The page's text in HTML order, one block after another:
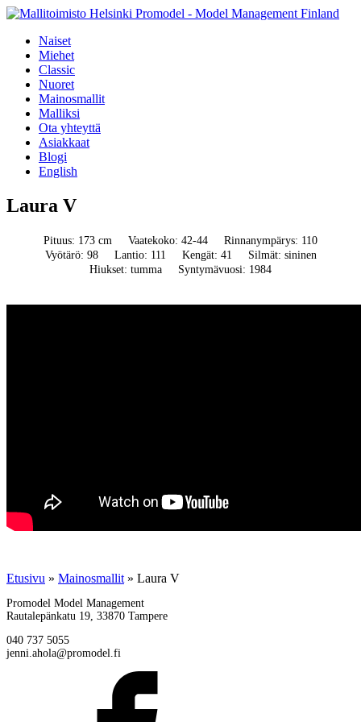
Naiset
Miehet
Classic
Nuoret
Mainosmallit
Malliksi
Ota yhteyttä
Asiakkaat
Blogi
English
Laura V
Pituus: 173 cm Vaatekoko: 42-44
Rinnanympärys: 110
Vyötärö: 98
Lantio: 111 Kengät: 41
Silmät: sininen
Hiukset: tumma
Syntymävuosi: 1984
Etusivu » Mainosmallit » Laura V
Promodel Model Management
Rautalepänkatu 19, 33870 Tampere
040 737 5055
jenni.ahola@promodel.fi